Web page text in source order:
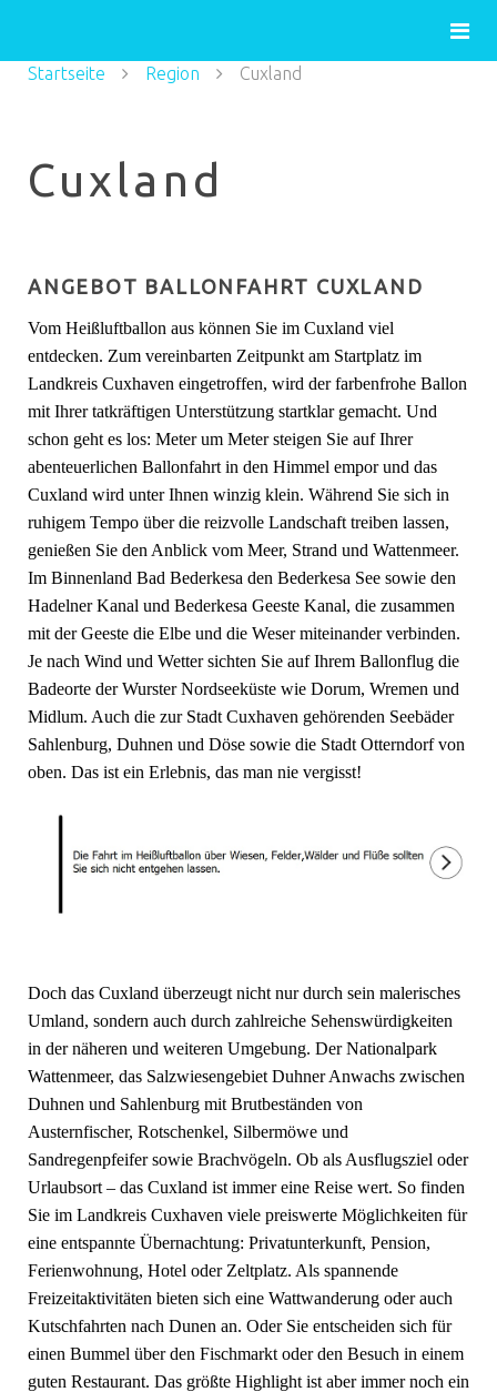
Startseite Region Cuxland
Cuxland
ANGEBOT BALLONFAHRT CUXLAND
Vom Heißluftballon aus können Sie im Cuxland viel
entdecken. Zum vereinbarten Zeitpunkt am Startplatz im
Landkreis Cuxhaven eingetroffen, wird der farbenfrohe Ballon
mit Ihrer tatkräftigen Unterstützung startklar gemacht. Und
schon geht es los: Meter um Meter steigen Sie auf Ihrer
abenteuerlichen Ballonfahrt in den Himmel empor und das
Cuxland wird unter Ihnen winzig klein. Während Sie sich in
ruhigem Tempo über die reizvolle Landschaft treiben lassen,
genießen Sie den Anblick vom Meer, Strand und Wattenmeer.
Im Binnenland Bad Bederkesa den Bederkesa See sowie den
Hadelner Kanal und Bederkesa Geeste Kanal, die zusammen
mit der Geeste die Elbe und die Weser miteinander verbinden.
Je nach Wind und Wetter sichten Sie auf Ihrem Ballonflug die
Badeorte der Wurster Nordseeküste wie Dorum, Wremen und
Midlum. Auch die zur Stadt Cuxhaven gehörenden Seebäder
Sahlenburg, Duhnen und Döse sowie die Stadt Otterndorf von
oben. Das ist ein Erlebnis, das man nie vergisst!
Doch das Cuxland überzeugt nicht nur durch sein malerisches
Umland, sondern auch durch zahlreiche Sehenswürdigkeiten
in der näheren und weiteren Umgebung. Der Nationalpark
Wattenmeer, das Salzwiesengebiet Duhner Anwachs zwischen
Duhnen und Sahlenburg mit Brutbeständen von
Austernfischer, Rotschenkel, Silbermöwe und
Sandregenpfeifer sowie Brachvögeln. Ob als Ausflugsziel oder
Urlaubsort – das Cuxland ist immer eine Reise wert. So finden
Sie im Landkreis Cuxhaven viele preiswerte Möglichkeiten für
eine entspannte Übernachtung: Privatunterkunft, Pension,
Ferienwohnung, Hotel oder Zeltplatz. Als spannende
Freizeitaktivitäten bieten sich eine Wattwanderung oder auch
Kutschfahrten nach Dunen an. Oder Sie entscheiden sich für
einen Bummel über den Fischmarkt oder den Besuch in einem
guten Restaurant. Das größte Highlight ist aber immer noch ein